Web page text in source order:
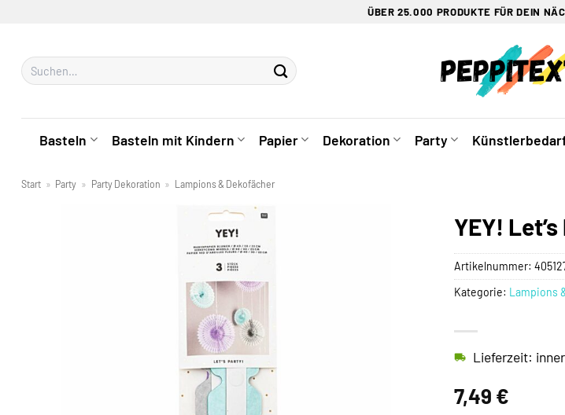
springen
ÜBER 25.000 PRODUKTE FÜR DEIN
Suchen
nach:
Basteln Basteln mit Kindern Papier Dekoration Party
Start » Party » Party Dekoration » Lampions & Dekofächer
YEY!
7,49 €
Lieferzeit:
Artikelnummer:
Kategorie: Lampions